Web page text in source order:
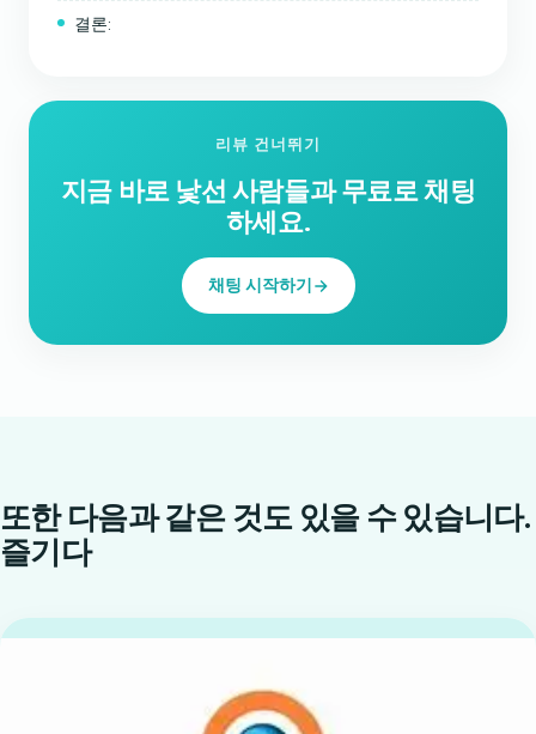
결론:
리뷰 건너뛰기
지금 바로 낯선 사람들과 무료로 채팅
하세요.
채팅 시작하기
또한 다음과 같은 것도 있을 수 있습니다.
즐기다